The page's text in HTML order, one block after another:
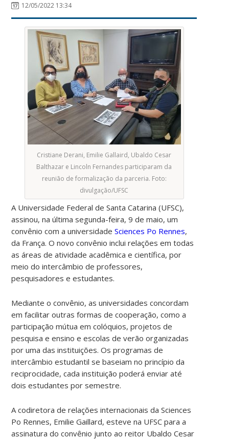
12/05/2022 13:34
Cristiane Derani, Emilie Gallaird, Ubaldo Cesar
Balthazar e Lincoln Fernandes participaram da
reunião de formalização da parceria. Foto:
divulgação/UFSC
A Universidade Federal de Santa Catarina (UFSC),
assinou, na última segunda-feira, 9 de maio, um
convênio com a universidadeSciences Po Rennes,
da França. O novo convênio inclui relações em todas
as áreas de atividade acadêmica e científica, por
meio do intercâmbio de professores,
pesquisadores e estudantes.
Mediante o convênio, as universidades concordam
em facilitar outras formas de cooperação, como a
participação mútua em colóquios, projetos de
pesquisa e ensino e escolas de verão organizadas
por uma das instituições. Os programas de
intercâmbio estudantil se baseiam no princípio da
reciprocidade, cada instituição poderá enviar até
dois estudantes por semestre.
A codiretora de relações internacionais da Sciences
Po Rennes, Emilie Gaillard, esteve na UFSC para a
assinatura do convênio junto ao reitor Ubaldo Cesar